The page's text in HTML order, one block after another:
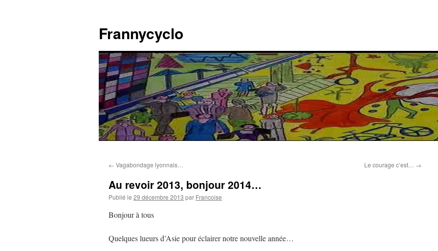
contenu
Frannycyclo
← Vagabondage lyonnais… Le courage c’est… →
Au revoir 2013, bonjour 2014…
Publié le 29 décembre 2013 par Francoise
Bonjour à tous
Quelques lueurs d’Asie pour éclairer notre nouvelle année…